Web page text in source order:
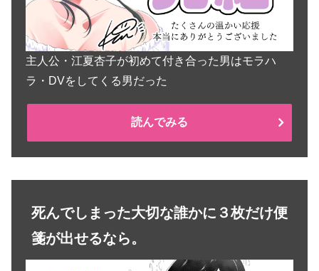
主人公・江夏杏子が初めて付き合った男はモラハ
ラ・DVをしてくる男だった
読んでみる
死んでしまった大切な誰かに３枚だけ便
箋が出せるなら。